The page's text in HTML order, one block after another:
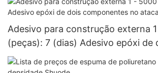
Adesivo para construção externa
(peças): 7 (dias) Adesivo epóxi de
componentes no atacado - Shuode